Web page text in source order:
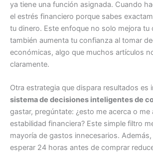
ya tiene una función asignada. Cuando
el estrés financiero porque sabes
tu dinero. Este enfoque no solo mejora tu
también aumenta tu confianza al tomar
económicas, algo que muchos artículos
claramente.
Otra estrategia que dispara resultados es
sistema de decisiones inteligentes de
gastar, pregúntate: ¿esto me acerca o me
estabilidad financiera? Este simple filtro
mayoría de gastos innecesarios.
esperar 24 horas antes de comprar